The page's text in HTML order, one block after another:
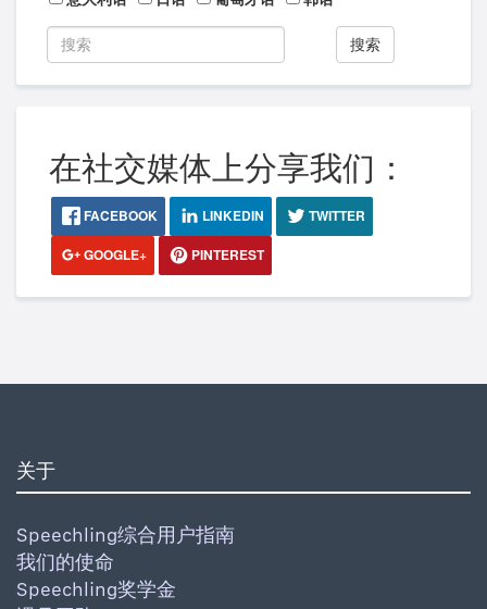
搜索
在社交媒体上分享我们：
FACEBOOK LINKEDIN
TWITTER
GOOGLE+
PINTEREST
关于
Speechling综合用户指南
我们的使命
Speechling奖学金